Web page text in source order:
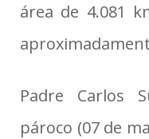
área de 4.081
Padre Carlos
pároco (07 de